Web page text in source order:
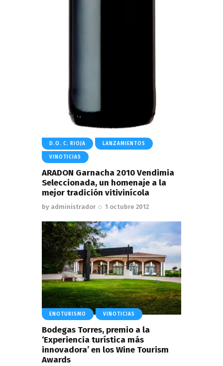
D.O. C. RIOJA LANZAMIENTOS
VINOTICIAS
ARADON Garnacha 2010 Vendimia
Seleccionada, un homenaje a la
mejor tradición vitivinícola
by administrador 1 octubre 2012
ENOTURISMO VINOTICIAS
Bodegas Torres, premio a la
‘Experiencia turística más
innovadora’ en los Wine Tourism
Awards